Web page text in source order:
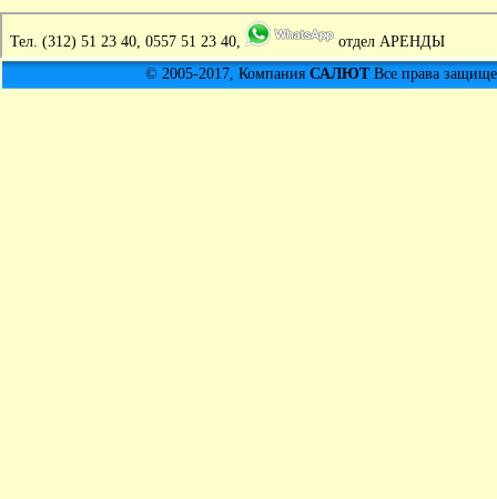
Тел. (312) 51 23 40, 0557 51 23 40,
отдел АРЕНДЫ
© 2005-2017, Компания САЛЮТВсе права